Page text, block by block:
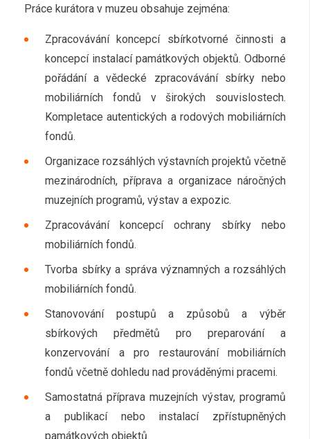
Práce kurátora v muzeu obsahuje zejména:
Zpracovávání koncepcí sbírkotvorné činnosti a
koncepcí instalací památkových objektů. Odborné
pořádání a vědecké zpracovávání sbírky nebo
mobiliárních fondů v širokých souvislostech.
Kompletace autentických a rodových mobiliárních
fondů.
Organizace rozsáhlých výstavních projektů včetně
mezinárodních, příprava a organizace náročných
muzejních programů, výstav a expozic.
Zpracovávání koncepcí ochrany sbírky nebo
mobiliárních fondů.
Tvorba sbírky a správa významných a rozsáhlých
mobiliárních fondů.
Stanovování postupů a způsobů a výběr
sbírkových předmětů pro preparování a
konzervování a pro restaurování mobiliárních
fondů včetně dohledu nad prováděnými pracemi.
Samostatná příprava muzejních výstav, programů
a publikací nebo instalací zpřístupněných
památkových objektů.